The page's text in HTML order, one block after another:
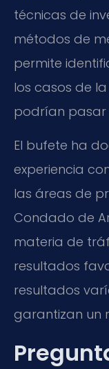
técnicas de
métodos de
permite
los casos de
podrían pasar
El bufete ha
experiencia
las áreas de
Condado de
materia de
resultados
resultados
garantizan un